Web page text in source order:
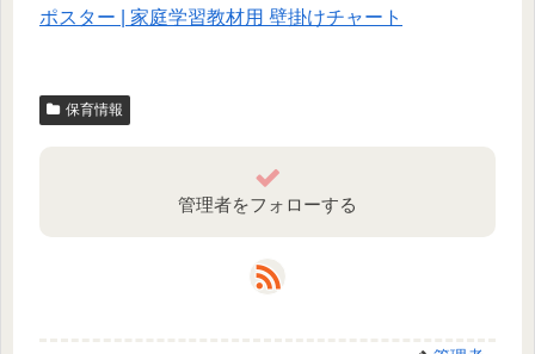
ポスター | 家庭学習教材用 壁掛けチャート
保育情報
管理者をフォローする